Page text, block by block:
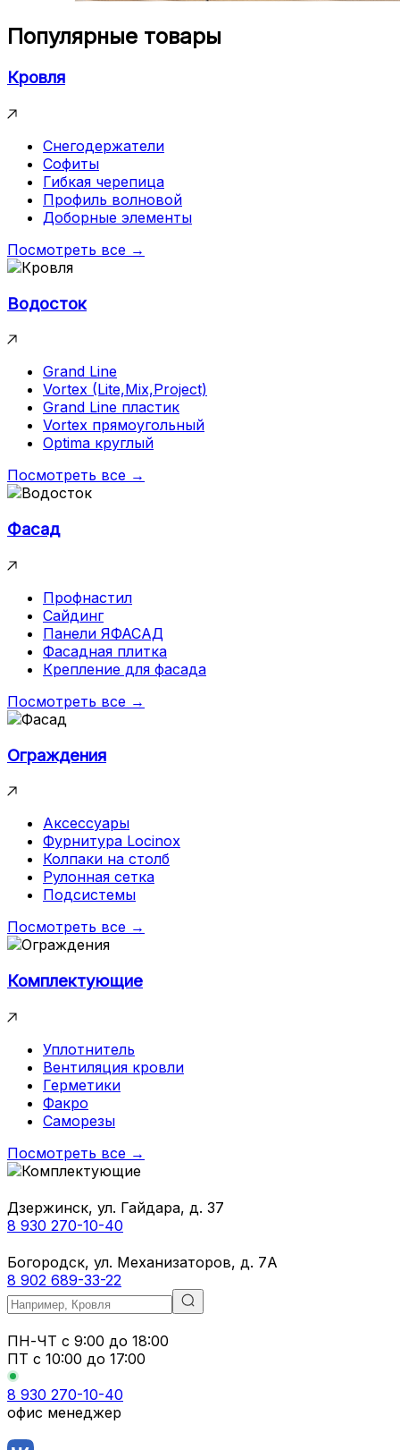
Популярные товары
Кровля
Снегодержатели
Софиты
Гибкая черепица
Профиль волновой
Доборные элементы
Посмотреть все →
Водосток
Grand Line
Vortex (Lite,Mix,Project)
Grand Line пластик
Vortex прямоугольный
Optima круглый
Посмотреть все →
Фасад
Профнастил
Сайдинг
Панели ЯФАСАД
Фасадная плитка
Крепление для фасада
Посмотреть все →
Ограждения
Аксессуары
Фурнитура Locinox
Колпаки на столб
Рулонная сетка
Подсистемы
Посмотреть все →
Комплектующие
Уплотнитель
Вентиляция кровли
Герметики
Факро
Саморезы
Посмотреть все →
Дзержинск, ул. Гайдара, д. 37
8 930 270-10-40
Богородск, ул. Механизаторов, д. 7А
8 902 689-33-22
ПН-ЧТ с 9:00 до 18:00
ПТ с 10:00 до 17:00
8 930 270-10-40
офис менеджер